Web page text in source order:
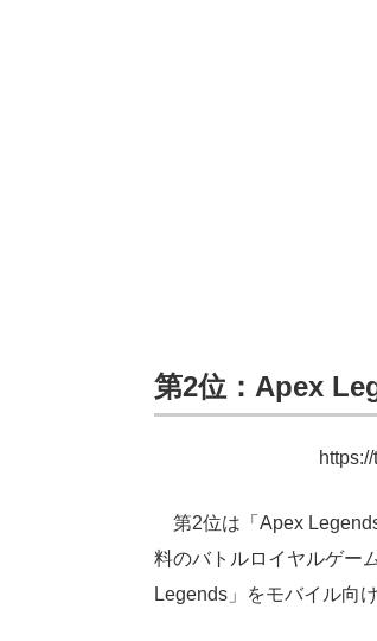
第2位：Apex
第2位は「Apex
料のバトルロイヤルゲー
Legends」をモバイル向